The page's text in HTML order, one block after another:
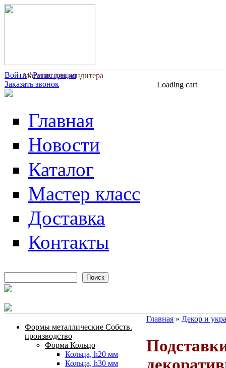
Перейти к основному содержанию
Магазин для кондитера
Войти/Регистрация
Заказать звонок
Loading cart
Главная
Новости
Каталог
Мастер класс
Доставка
Контакты
Форма поиска
Формы металлические Собств.
производство
Форма Кольцо
Кольца, h20 мм
Кольца, h30 мм
Главная » Декор и